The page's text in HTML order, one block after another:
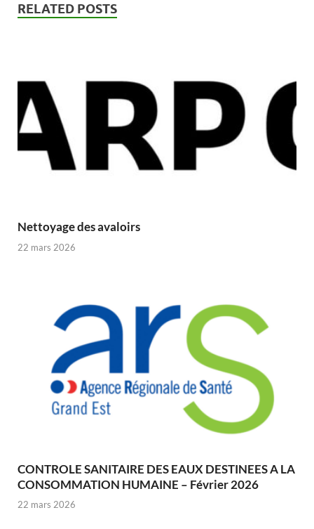
RELATED POSTS
Nettoyage des avaloirs
22 mars 2026
CONTROLE SANITAIRE DES EAUX DESTINEES A LA
CONSOMMATION HUMAINE – Février 2026
22 mars 2026